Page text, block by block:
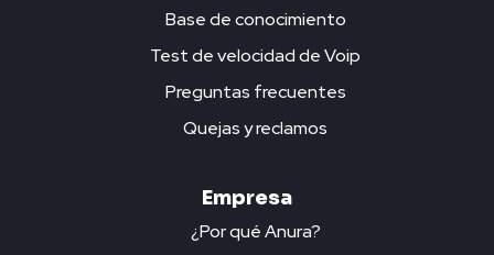
Base de conocimiento
Test de velocidad de Voip
Preguntas frecuentes
Quejas y reclamos
Empresa
¿Por qué Anura?